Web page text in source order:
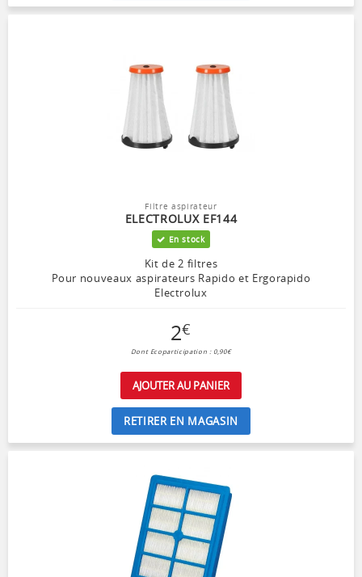
Filtre aspirateur
ELECTROLUX EF144
En stock
Kit de 2 filtres
Pour nouveaux aspirateurs Rapido et Ergorapido
Electrolux
2€
Dont Ecoparticipation : 0,90€
AJOUTER AU PANIER
RETIRER EN MAGASIN